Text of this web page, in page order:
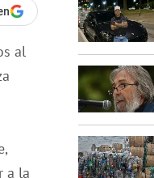
al
a la